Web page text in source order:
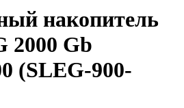
накопитель
2000 Gb
(SLEG-900-